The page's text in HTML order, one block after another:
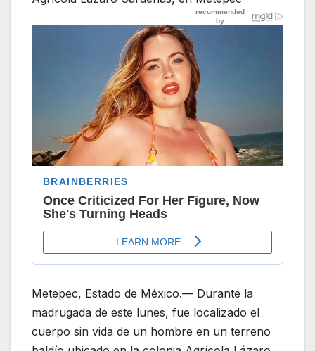
Metepec, Estado de México.— Durante la
madrugada de este lunes, fue localizado el
cuerpo sin vida de un hombre en un terreno